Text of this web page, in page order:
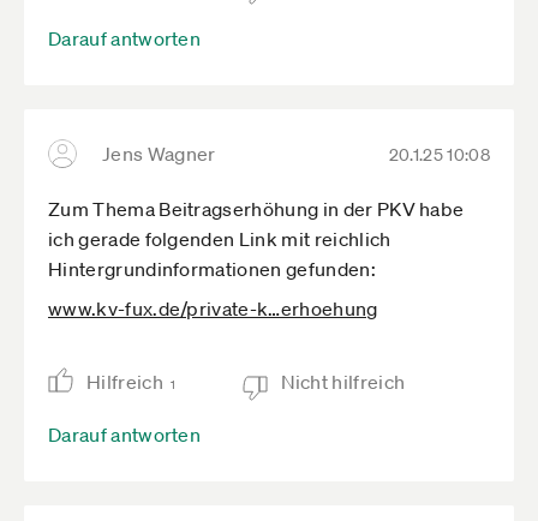
Darauf antworten
Jens Wagner 20.1.25 10:08
Zum Thema Beitragserhöhung in der PKV habe
ich gerade folgenden Link mit reichlich
Hintergrundinformationen gefunden:
www.kv-fux.de­/private-k­…erhoehung
Hilfreich 1 Nicht hilfreich
Darauf antworten